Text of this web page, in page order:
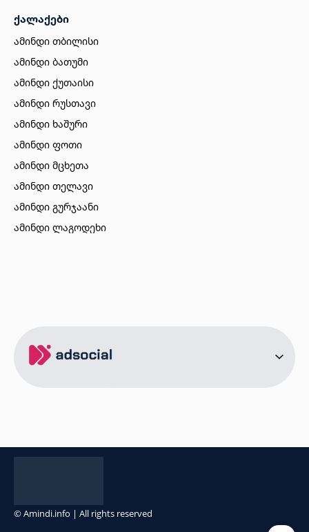
ქალაქები
ამინდი თბილისი
ამინდი ბათუმი
ამინდი ქუთაისი
ამინდი რუსთავი
ამინდი ხაშური
ამინდი ფოთი
ამინდი მცხეთა
ამინდი თელავი
ამინდი გურჯაანი
ამინდი ლაგოდეხი
ამინდი ზუგდიდი
ქალაქები
ამინდი გონიო
© Amindi.info | All rights reserved